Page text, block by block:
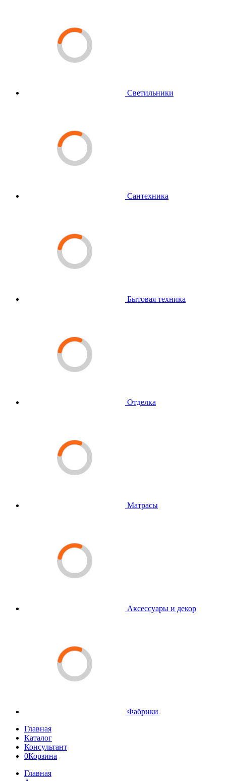
Светильники
Сантехника
Бытовая техника
Отделка
Матрасы
Аксессуары и декор
Фабрики
Главная
Каталог
Консультант
0Корзина
Главная